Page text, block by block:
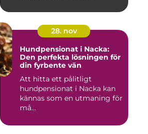
28. nov
Hundpensionat i Nacka:
Den perfekta lösningen för
din fyrbente vän
Att hitta ett pålitligt
hundpensionat i Nacka kan
kännas som en utmaning för
må...